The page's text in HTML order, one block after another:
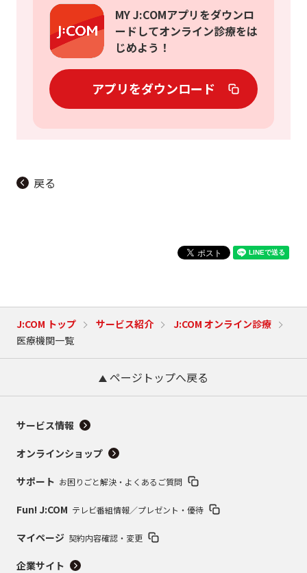
MY J:COMアプリをダウンロ
ードしてオンライン診療をは
じめよう！
アプリをダウンロード
戻る
J:COM トップ サービス紹介
J:COM オンライン診療
医療機関一覧
ページトップへ戻る
サービス情報
オンラインショップ
サポート お困りごと解決・よくあるご質問
Fun! J:COM テレビ番組情報／プレゼント・優待
マイページ 契約内容確認・変更
企業サイト